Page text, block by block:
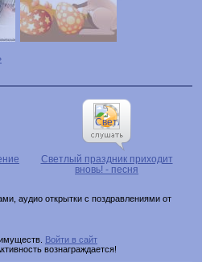
Светлый праздник приходит
вновь! - песня
аудио открытки с поздравлениями от
Войти в сайт
вознаграждается!